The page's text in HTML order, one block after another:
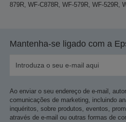
879R, WF-C878R, WF-579R, WF-529R,
Mantenha-se ligado com a
Ao enviar o seu endereço de e-mail,
comunicações de marketing, incluindo
inquéritos, sobre produtos, eventos,
através de e-mail ou outras formas de